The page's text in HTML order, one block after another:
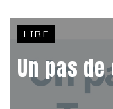
LIRE
Un pas